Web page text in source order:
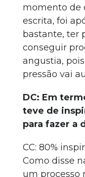
momento de
escrita, foi
bastante, ter
conseguir
angustia,
pressão vai
DC: Em
teve de
para fazer a
CC: 80%
Como disse
um processo